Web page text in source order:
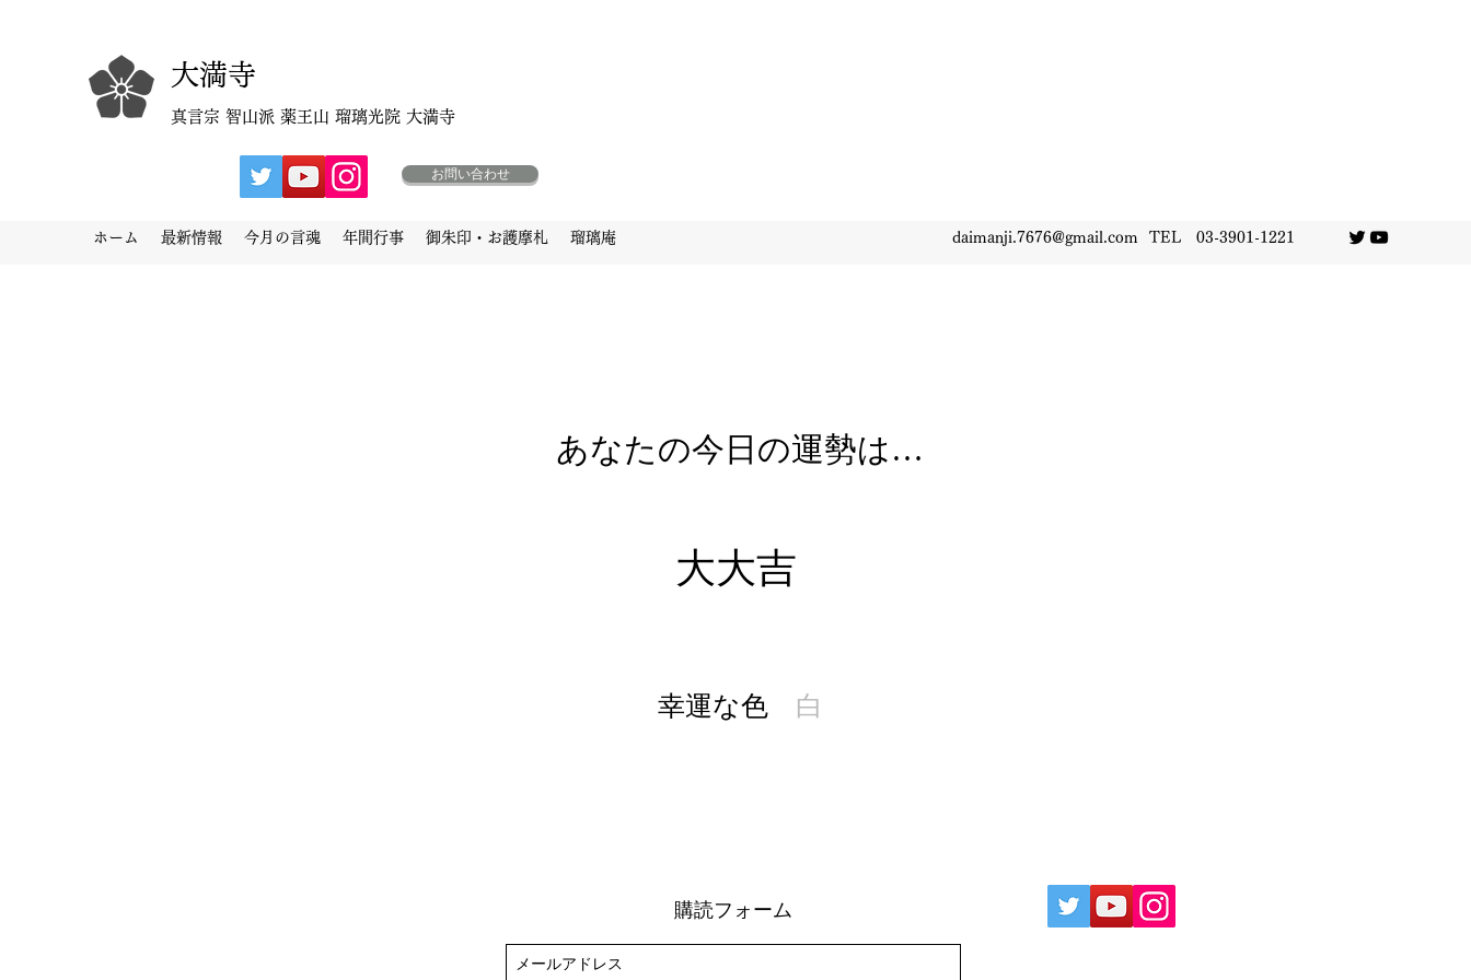
大満寺
真言宗 智山派 薬王山 瑠璃光院 大満寺
お問い合わせ
ホーム 最新情報 今月の言魂 年間行事 御朱印・お護摩札 瑠璃庵 daimanji.7676@gmail.com TEL 03-3901-1221
あなたの今日の運勢は…
大大吉
​幸運な色 白
購読フォーム